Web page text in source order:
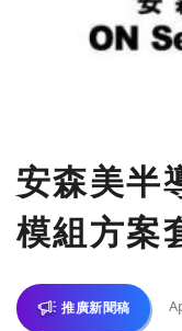
安森美半
模組方案
推廣新聞稿